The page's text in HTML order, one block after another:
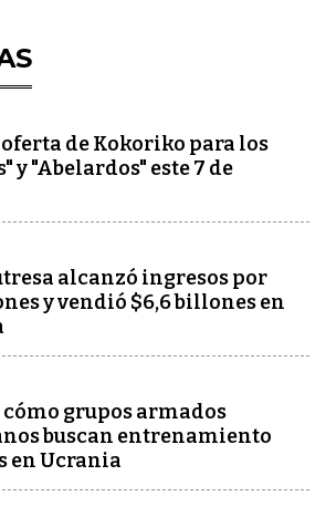
oferta de Kokoriko para los
y "Abelardos" este 7 de
alcanzó ingresos por
y vendió $6,6 billones en
cómo grupos armados
buscan entrenamiento
en Ucrania